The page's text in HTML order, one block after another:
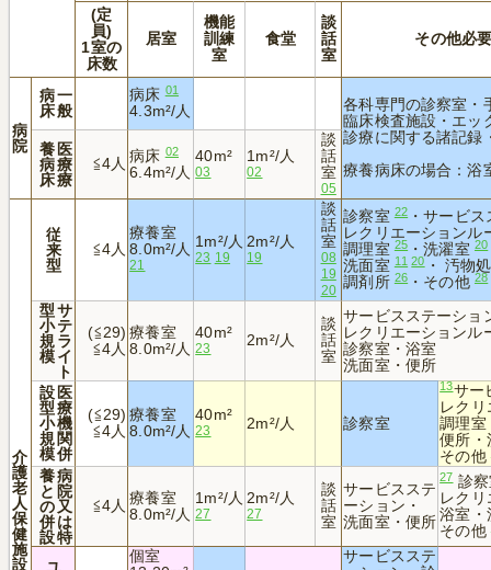
(定
員)
1室の
床数
居室
機能
訓練
室
食堂
談
話
室
その他必
病
院
一
般
病
床
病床01
4.3m²/人
各科専門の診察室・
臨床検査施設・エッ
診療に関する諸記録
療養病床の場合：浴
医
療
療
養
病
床
≦4人 病床02
6.4m²/人
40m²
03
1m²/人
02
談
話
室
05
介
護
老
人
保
健
施
設
従
来
型
≦4人
療養室
8.0m²/人
21
1m²/人
23 19
2m²/人
19
談
話
室
08
19
20
診察室22・サービ
レクリエーションル
調理室25・洗濯室 20
洗面室11 20・ 汚物
調剤所26・その他 28
サ
テ
ラ
イ
ト
型
小
規
模
(≦29)
≦4人
療養室
8.0m²/人
40m²
23 2m²/人
談
話
室
サービスステーショ
レクリエーションル
診察室・浴室
洗面室・便所
医
療
機
関
併
設
型
小
規
模
(≦29)
≦4人
療養室
8.0m²/人
40m²
23 2m²/人 診察室
13サー
レク
調理室
便所・
その他
病
院
又
は
特
養
と
の
併
設
≦4人 療養室
8.0m²/人
1m²/人
27
2m²/人
27
談
話
室
サービスステ
ーション・
洗面室・便所
27診察
レク
浴室・
その他
個室
サービスステ